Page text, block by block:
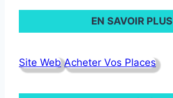
EN SAVOIR PLUS
Site Web Acheter Vos Places